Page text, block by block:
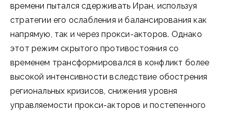
времени пытался сдерживать Иран, используя
стратегии его ослабления и балансирования как
напрямую, так и через прокси-акторов. Однако
этот режим скрытого противостояния со
временем трансформировался в конфликт более
высокой интенсивности вследствие обострения
региональных кризисов, снижения уровня
управляемости прокси-акторов и постепенного